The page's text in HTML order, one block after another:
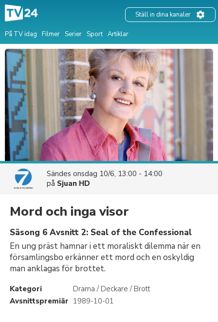
På TV idag Filmer Serier Sport Artiklar
Ställ in dina kanaler
Sändes onsdag 10/6, 13:00 - 14:00
på Sjuan HD
Mord och inga visor
Säsong 6 Avsnitt 2: Seal of the Confessional
En ung präst hamnar i ett moraliskt dilemma när en
församlingsbo erkänner ett mord och en oskyldig
man anklagas för brottet.
Kategori
Drama / Deckare / Brott
Avsnittspremiär 1989-10-01